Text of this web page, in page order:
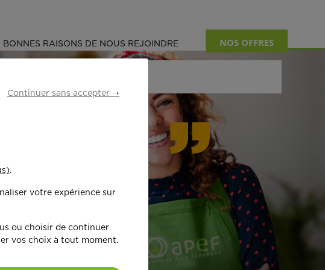
BONNES RAISONS DE NOUS REJOINDRE NOS OFFRES
cœur !
Continuer sans accepter ➝
.
votre expérience sur
ou choisir de continuer
vos choix à tout moment.